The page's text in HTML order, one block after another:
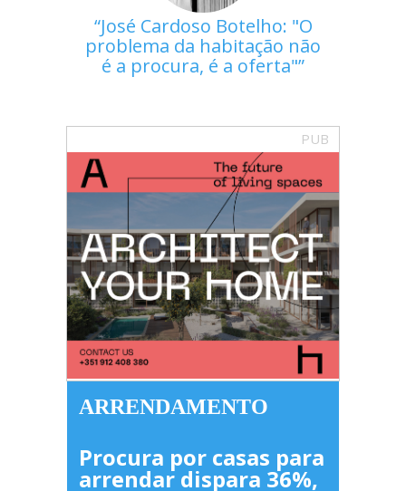
José Cardoso Botelho: "O
problema da habitação não
é a procura, é a oferta"
PUB
ARRENDAMENTO
Procura por casas para
arrendar dispara 36%,